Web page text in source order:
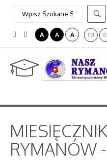
A A A
RYMANÓW